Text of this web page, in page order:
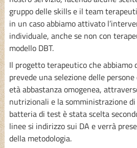
gruppo delle skills e il team
in un caso abbiamo attivato
individuale, anche se non con
modello DBT.
Il progetto terapeutico che abbiamo
prevede una selezione delle
età abbastanza omogenea,
nutrizionali e la somministrazione
batteria di test è stata scelta
linee si indirizzo sui DA e verrà
della metodologia.